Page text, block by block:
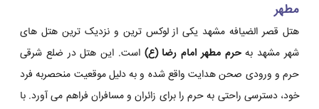
مطهر
هتل قصر الضیافه مشهد یکی از لوکس ترین و نزدیک ترین هتل های
شهر مشهد بهحرم مطهر امام رضا (ع) است. این هتل در ضلع شرقی
حرم و ورودی صحن هدایت واقع شده و به دلیل موقعیت منحصربه فرد
خود، دسترسی راحتی به حرم را برای زائران و مسافران فراهم می آورد. با